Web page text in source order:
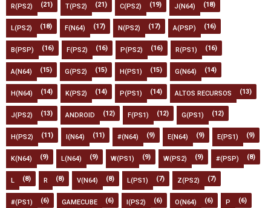
R(PS2) (21) T(PS2) (21) C(PS2) (19) J(N64) (18)
L(PS2) (18) F(N64) (17) N(PS2) (17) A(PSP) (16)
B(PSP) (16) F(PS2) (16) P(PS2) (16) R(PS1) (16)
A(N64) (15) G(PS2) (15) H(PS1) (15) G(N64) (14)
H(N64) (14) K(PS2) (14) P(PS1) (14) ALTOS RECURSOS (13)
J(PS2) (13) ANDROID (12) F(PS1) (12) G(PS1) (12)
H(PS2) (11) I(N64) (11) #(N64) (9) E(N64) (9) E(PS1) (9)
K(N64) (9) L(N64) (9) W(PS1) (9) W(PS2) (9) #(PSP) (8)
L (8) R (8) V(N64) (8) L(PS1) (7) Z(PS2) (7)
#(PS1) (6) GAMECUBE (6) I(PS2) (6) O(N64) (6) P (6)